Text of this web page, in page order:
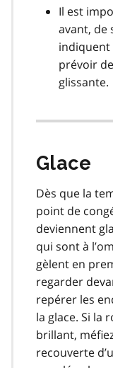
Il est
avant, de
indiquent
prévoir
glissante.
Glace
Dès que la
point de
deviennent
qui sont à
gèlent en
regarder
repérer les
la glace. Si la
brillant,
recouverte